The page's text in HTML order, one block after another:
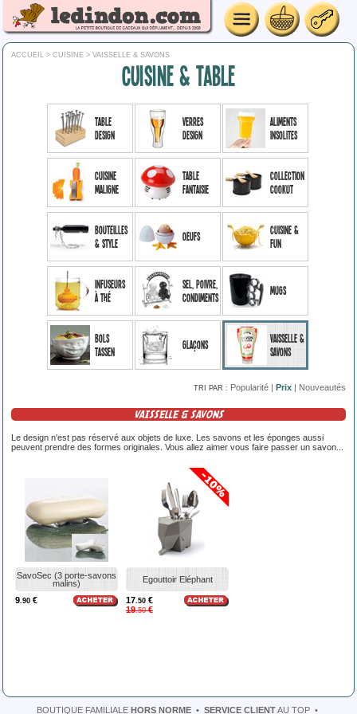
ACCUEIL > CUISINE > VAISSELLE & SAVONS
CUISINE & TABLE
Table
Design
Verres
design
Aliments
insolites
Cuisine
maligne
Table
Fantaisie
Collection
Cookut
Bouteilles
& style
Oeufs
Cuisine &
Fun
Infuseurs
à thé
Sel, poivre,
condiments
Mugs
Bols
Tassen
Glaçons
Vaisselle &
Savons
TRI PAR : Popularité | Prix | Nouveautés
VAISSELLE & SAVONS
Le design n'est pas réservé aux objets de luxe. Les savons et les éponges aussi
peuvent prendre des formes originales. Vous allez aimer vous faire passer un savon...
SavoSec (3 porte-savons
malins)
9.90 €
Egouttoir Eléphant
17.50 €
19.50€
BOUTIQUE FAMILIALE HORS NORME • SERVICE CLIENTAU TOP •